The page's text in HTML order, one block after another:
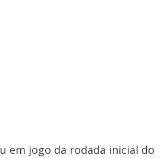
em jogo da rodada inicial do